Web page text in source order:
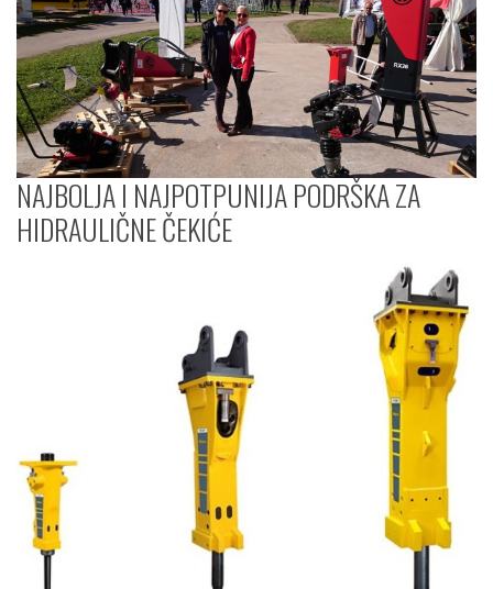
NAJBOLJA I NAJPOTPUNIJA PODRŠKA ZA
HIDRAULIČNE ČEKIĆE